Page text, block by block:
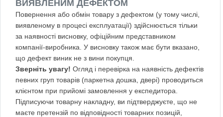
ВИЯВЛЕНИМ ДЕФЕКТОМ
Повернення або обмін товару з дефектом (у тому числі,
виявленому в процесі експлуатації) здійснюється тільки
за наявності висновку, офіційним представником
компанії-виробника. У висновку також має бути вказано,
що дефект виник не з вини покупця.
Зверніть увагу! Огляд і перевірка на наявність дефектів
певних груп товарів (паркетна дошка, двері) проводиться
клієнтом при прийомі замовлення у експедитора.
Підписуючи товарну накладну, ви підтверджуєте, що не
маєте претензій по відповідності товарних позицій,